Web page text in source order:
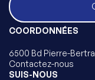
COORDONNÉES
6500 Bd Pierre-
Contactez-nous
SUIS-NOUS